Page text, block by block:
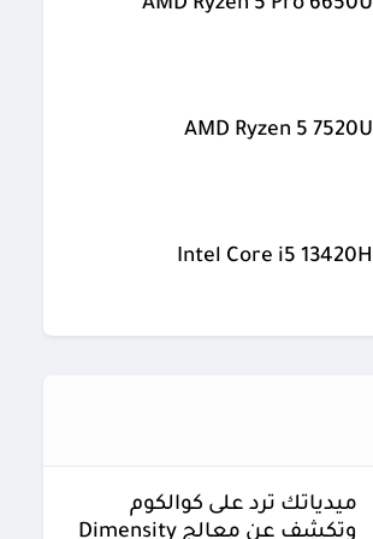
AMD Ryzen 5 Pro 6650U
AMD Ryzen 5 7520U
Intel Core i5 13420H
ميدياتك ترد على كوالكوم
وتكشف عن معالج Dimensity